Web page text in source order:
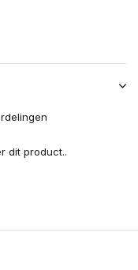
dit product..